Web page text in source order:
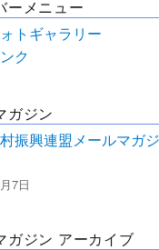
ーメニュー
トギャラリー
ク
ガジン
振興連盟メールマガ
7日
ガジン アーカイブ